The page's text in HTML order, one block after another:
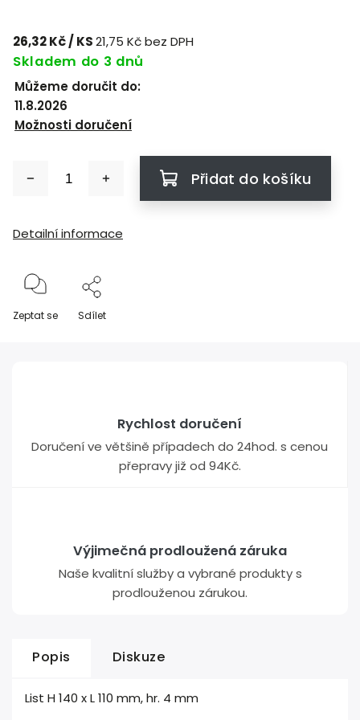
26,32 Kč/ KS21,75 Kč bez DPH
Skladem do 3 dnů
Můžeme doručit do:
11.8.2026
Možnosti doručení
Přidat do košíku
Detailní informace
Zeptat se Sdílet
Rychlost doručení
Doručení ve většině případech do 24hod. s cenou
přepravy již od 94Kč.
Výjimečná prodloužená záruka
Naše kvalitní služby a vybrané produkty s
prodlouženou zárukou.
Popis Diskuze
List H 140 x L 110 mm, hr. 4 mm